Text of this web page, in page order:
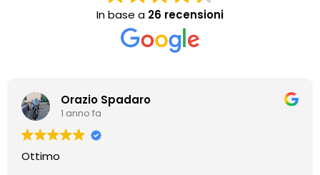
In base a 26 recensioni
Orazio Spadaro
1 anno fa
Ottimo